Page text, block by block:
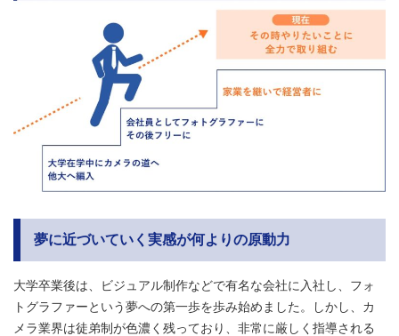
夢に近づいていく実感が何よりの原動力
大学卒業後は、ビジュアル制作などで有名な会社に入社し、フォ
トグラファーという夢への第一歩を歩み始めました。しかし、カ
メラ業界は徒弟制が色濃く残っており、非常に厳しく指導される